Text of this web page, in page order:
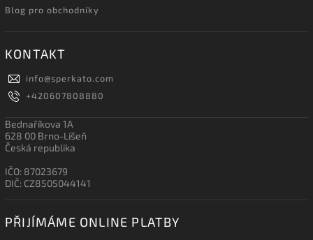
Blog pro obchodníky
KONTAKT
info@sperkato.com
+420607808880
Bednaříkova 1A
628 00 Brno-Líšeň
Česká republika
IČO: 87023679
DIČ: CZ8505044141
PŘIJÍMÁME ONLINE PLATBY